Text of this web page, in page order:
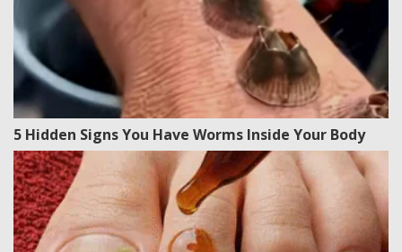
5 Hidden Signs You Have Worms Inside Your Body